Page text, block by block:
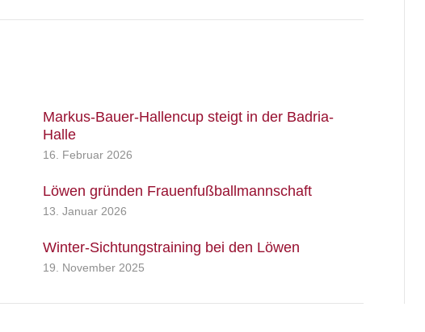
Markus-Bauer-Hallencup steigt in der Badria-
Halle
16. Februar 2026
Löwen gründen Frauenfußballmannschaft
13. Januar 2026
Winter-Sichtungstraining bei den Löwen
19. November 2025